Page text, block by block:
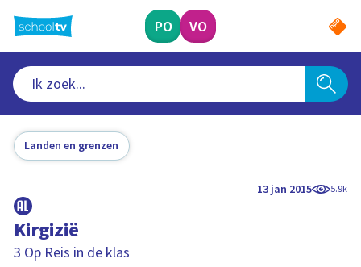
naar
hoofdinhoud
PO VO
Landen en grenzen
13 jan 2015 5.9k
Kirgizië
3 Op Reis in de klas